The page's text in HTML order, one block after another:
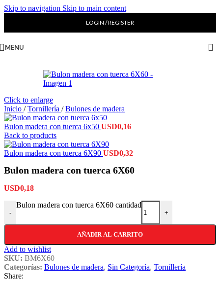
Skip to navigation Skip to main content
LOGIN / REGISTER
MENU
Click to enlarge
Inicio / Tornillería / Bulones de madera
Bulon madera con tuerca 6x50 USD0,16
Back to products
Bulon madera con tuerca 6X90 USD0,32
Bulon madera con tuerca 6X60
USD0,18
-
Bulon madera con tuerca 6X60 cantidad
+
AÑADIR AL CARRITO
Add to wishlist
SKU: BM6X60
Categorías: Bulones de madera, Sin Categoría, Tornillería
Share: